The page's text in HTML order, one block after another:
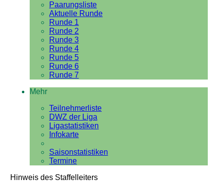
Paarungsliste
Aktuelle Runde
Runde 1
Runde 2
Runde 3
Runde 4
Runde 5
Runde 6
Runde 7
Mehr
Teilnehmerliste
DWZ der Liga
Ligastatistiken
Infokarte
Saisonstatistiken
Termine
Hinweis des Staffelleiters